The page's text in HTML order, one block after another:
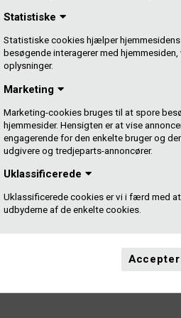
Statistiske
Statistiske cookies hjælper
besøgende interagerer med
oplysninger.
Marketing
Marketing-cookies bruges til at spore
hjemmesider. Hensigten er at vise
engagerende for den enkelte bruger og
udgivere og tredjeparts-annoncører.
Uklassificerede
Uklassificerede cookies er vi i færd med
udbyderne af de enkelte cookies.